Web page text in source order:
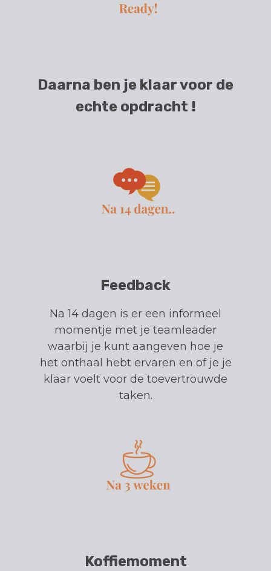
Daarna ben je klaar voor de
echte opdracht !
Feedback
Na 14 dagen is er een informeel
momentje met je teamleader
waarbij je kunt aangeven hoe je
het onthaal hebt ervaren en of je je
klaar voelt voor de toevertrouwde
taken.
Koffiemoment